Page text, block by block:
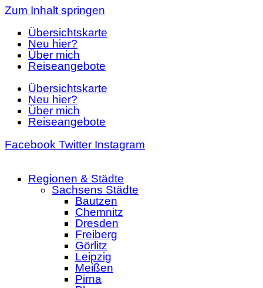
Zum Inhalt springen
Übersichtskarte
Neu hier?
Über mich
Reiseangebote
Übersichtskarte
Neu hier?
Über mich
Reiseangebote
Facebook Twitter Instagram
Regionen & Städte
Sachsens Städte
Bautzen
Chemnitz
Dresden
Freiberg
Görlitz
Leipzig
Meißen
Pirna